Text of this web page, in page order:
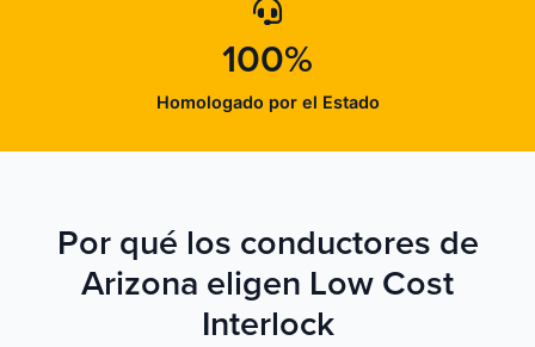
100%
Homologado por el Estado
Por qué los conductores de
Arizona eligen Low Cost
Interlock